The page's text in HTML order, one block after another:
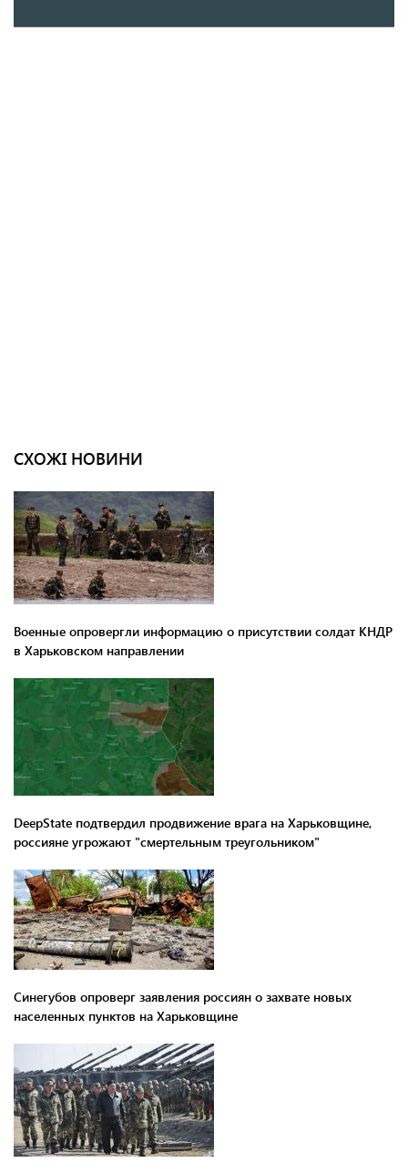
СХОЖІ НОВИНИ
Военные опровергли информацию о присутствии солдат КНДР
в Харьковском направлении
DeepState подтвердил продвижение врага на Харьковщине,
россияне угрожают "смертельным треугольником"
Синегубов опроверг заявления россиян о захвате новых
населенных пунктов на Харьковщине